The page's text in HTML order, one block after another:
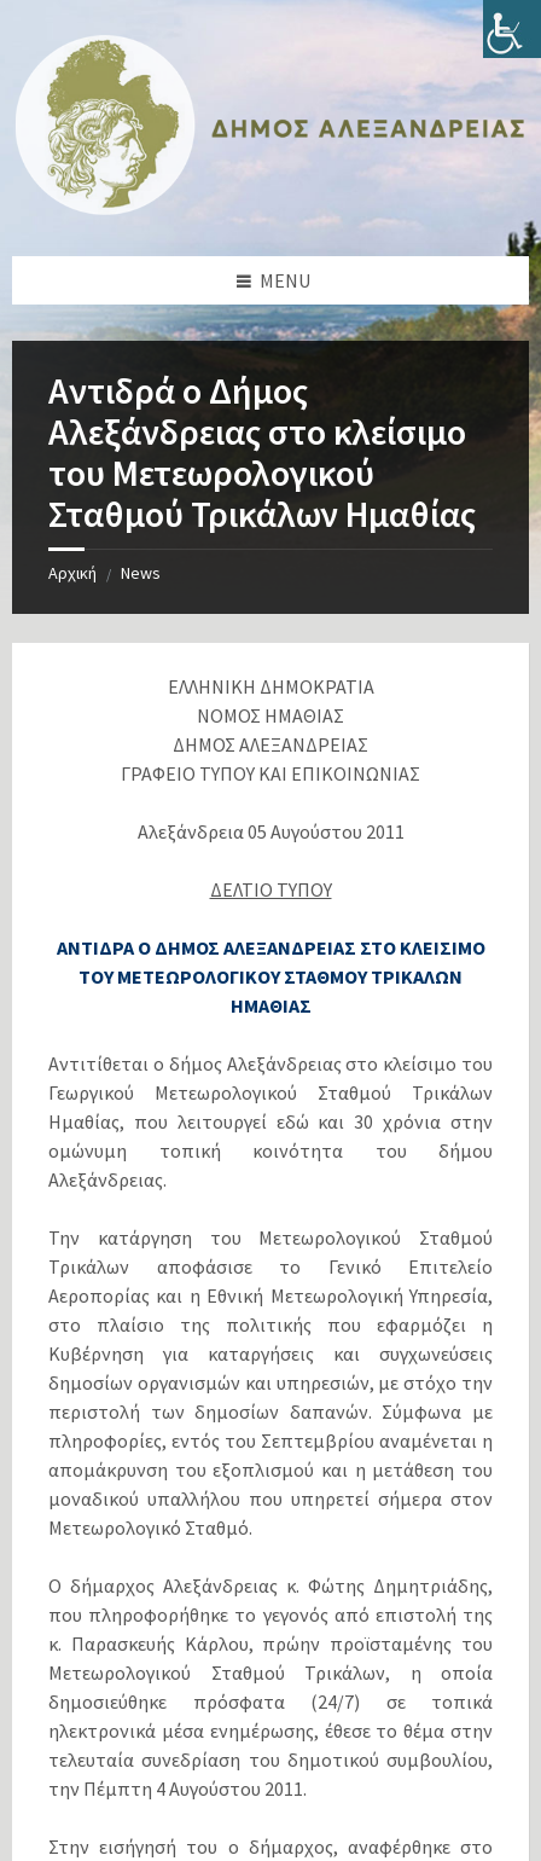
content
sidebar
sidebar
footer
MENU
Αντιδρά ο Δήμος
Αλεξάνδρειας στο κλείσιμο
του Μετεωρολογικού
Σταθμού Τρικάλων Ημαθίας
Αρχική / News
ΕΛΛΗΝΙΚΗ ΔΗΜΟΚΡΑΤΙΑ
ΝΟΜΟΣ ΗΜΑΘΙΑΣ
ΔΗΜΟΣ ΑΛΕΞΑΝΔΡΕΙΑΣ
ΓΡΑΦΕΙΟ ΤΥΠΟΥ ΚΑΙ ΕΠΙΚΟΙΝΩΝΙΑΣ
Αλεξάνδρεια 05 Αυγούστου 2011
ΔΕΛΤΙΟ ΤΥΠΟΥ
ΑΝΤΙΔΡΑ Ο ΔΗΜΟΣ ΑΛΕΞΑΝΔΡΕΙΑΣ ΣΤΟ ΚΛΕΙΣΙΜΟ
ΤΟΥ ΜΕΤΕΩΡΟΛΟΓΙΚΟΥ ΣΤΑΘΜΟΥ ΤΡΙΚΑΛΩΝ
ΗΜΑΘΙΑΣ
Αντιτίθεται ο δήμος Αλεξάνδρειας στο κλείσιμο του
Γεωργικού Μετεωρολογικού Σταθμού Τρικάλων
Ημαθίας, που λειτουργεί εδώ και 30 χρόνια στην
ομώνυμη τοπική κοινότητα του δήμου
Αλεξάνδρειας.
Την κατάργηση του Μετεωρολογικού Σταθμού
Τρικάλων αποφάσισε το Γενικό Επιτελείο
Αεροπορίας και η Εθνική Μετεωρολογική Υπηρεσία,
στο πλαίσιο της πολιτικής που εφαρμόζει η
Κυβέρνηση για καταργήσεις και συγχωνεύσεις
δημοσίων οργανισμών και υπηρεσιών, με στόχο την
περιστολή των δημοσίων δαπανών. Σύμφωνα με
πληροφορίες, εντός του Σεπτεμβρίου αναμένεται η
απομάκρυνση του εξοπλισμού και η μετάθεση του
μοναδικού υπαλλήλου που υπηρετεί σήμερα στον
Μετεωρολογικό Σταθμό.
Ο δήμαρχος Αλεξάνδρειας κ. Φώτης Δημητριάδης,
που πληροφορήθηκε το γεγονός από επιστολή της
κ. Παρασκευής Κάρλου, πρώην προϊσταμένης του
Μετεωρολογικού Σταθμού Τρικάλων, η οποία
δημοσιεύθηκε πρόσφατα (24/7) σε τοπικά
ηλεκτρονικά μέσα ενημέρωσης, έθεσε το θέμα στην
τελευταία συνεδρίαση του δημοτικού συμβουλίου,
την Πέμπτη 4 Αυγούστου 2011.
Στην εισήγησή του ο δήμαρχος, αναφέρθηκε στο